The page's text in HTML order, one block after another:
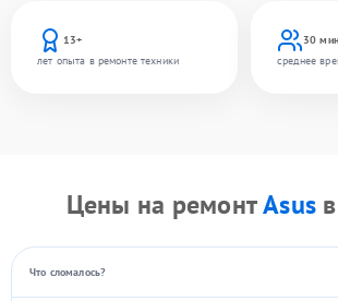
13+
лет опыта в ремонте техники
30 мин
среднее
Цены на ремонтAsus
Что сломалось?